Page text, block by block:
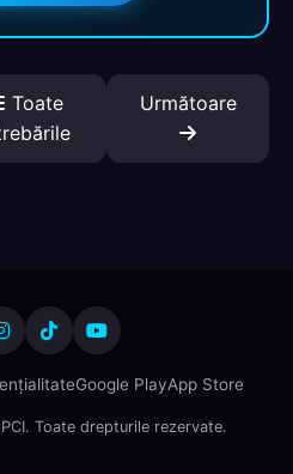
Toate
Următoare
Google PlayApp Store
Toate drepturile rezervate.